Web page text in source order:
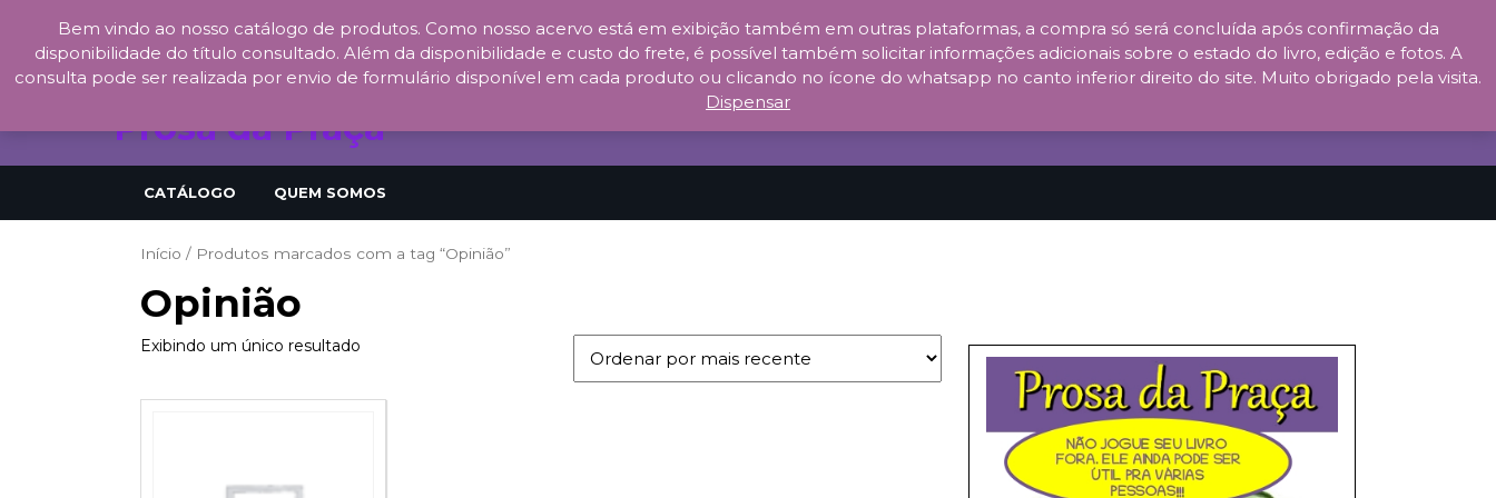
to
Prosa da Praça
CATÁLOGO QUEM SOMOS
Início / Produtos marcados com a tag “Opinião”
Opinião
Exibindo um único resultado
Bem vindo ao nosso catálogo de produtos. Como nosso acervo está em exibição também em outras plataformas, a compra só será concluída após confirmação da
disponibilidade do título consultado. Além da disponibilidade e custo do frete, é possível também solicitar informações adicionais sobre o estado do livro, edição e fotos. A
consulta pode ser realizada por envio de formulário disponível em cada produto ou clicando no ícone do whatsapp no canto inferior direito do site. Muito obrigado pela visita.
Dispensar